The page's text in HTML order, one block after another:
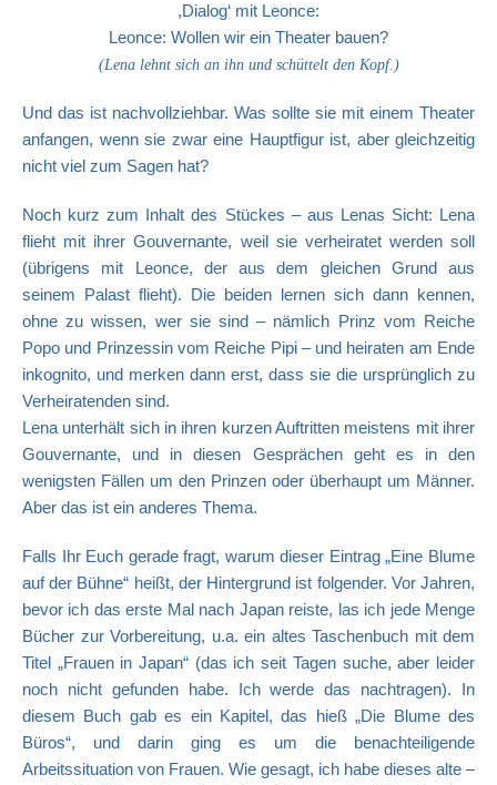
,Dialog‘ mit Leonce:
Leonce: Wollen wir ein Theater bauen?
(Lena lehnt sich an ihn und schüttelt den Kopf.)
Und das ist nachvollziehbar. Was sollte sie mit einem Theater
anfangen, wenn sie zwar eine Hauptfigur ist, aber gleichzeitig
nicht viel zum Sagen hat?
Noch kurz zum Inhalt des Stückes – aus Lenas Sicht: Lena
flieht mit ihrer Gouvernante, weil sie verheiratet werden soll
(übrigens mit Leonce, der aus dem gleichen Grund aus
seinem Palast flieht). Die beiden lernen sich dann kennen,
ohne zu wissen, wer sie sind – nämlich Prinz vom Reiche
Popo und Prinzessin vom Reiche Pipi – und heiraten am Ende
inkognito, und merken dann erst, dass sie die ursprünglich zu
Verheiratenden sind.
Lena unterhält sich in ihren kurzen Auftritten meistens mit ihrer
Gouvernante, und in diesen Gesprächen geht es in den
wenigsten Fällen um den Prinzen oder überhaupt um Männer.
Aber das ist ein anderes Thema.
Falls Ihr Euch gerade fragt, warum dieser Eintrag „Eine Blume
auf der Bühne“ heißt, der Hintergrund ist folgender. Vor Jahren,
bevor ich das erste Mal nach Japan reiste, las ich jede Menge
Bücher zur Vorbereitung, u.a. ein altes Taschenbuch mit dem
Titel „Frauen in Japan“ (das ich seit Tagen suche, aber leider
noch nicht gefunden habe. Ich werde das nachtragen). In
diesem Buch gab es ein Kapitel, das hieß „Die Blume des
Büros“, und darin ging es um die benachteiligende
Arbeitssituation von Frauen. Wie gesagt, ich habe dieses alte –